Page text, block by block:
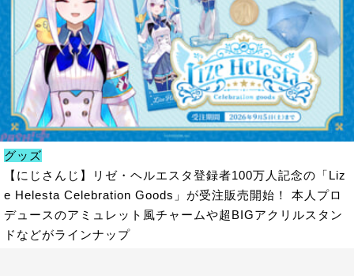
グッズ
【にじさんじ】リゼ・ヘルエスタ登録者100万人記念の「Liz
e Helesta Celebration Goods」が受注販売開始！ 本人プロ
デュースのアミュレット風チャームや超BIGアクリルスタン
ドなどがラインナップ